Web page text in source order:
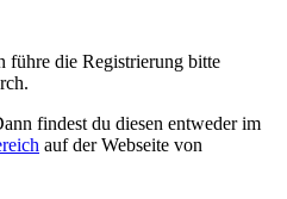
führe die Registrierung bitte
findest du diesen entweder im
auf der Webseite von